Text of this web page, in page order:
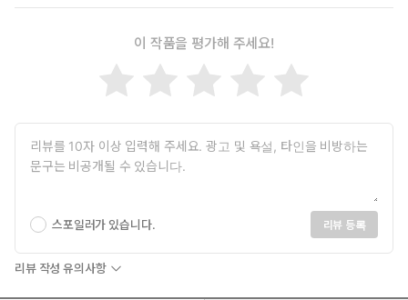
이 작품을 평가해 주세요!
스포일러가 있습니다. 리뷰 등록
리뷰 작성 유의사항